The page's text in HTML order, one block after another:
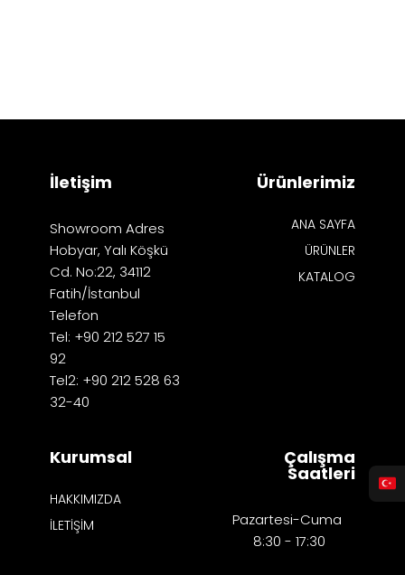
İletişim
Showroom Adres
Hobyar, Yalı Köşkü
Cd. No:22, 34112
Fatih/İstanbul
Telefon
Tel: +90 212 527 15
92
Tel2: +90 212 528 63
32-40
Ürünlerimiz
ANA SAYFA
ÜRÜNLER
KATALOG
Kurumsal
HAKKIMIZDA
İLETİŞİM
Çalışma
Saatleri
Pazartesi-Cuma
8:30 - 17:30​​